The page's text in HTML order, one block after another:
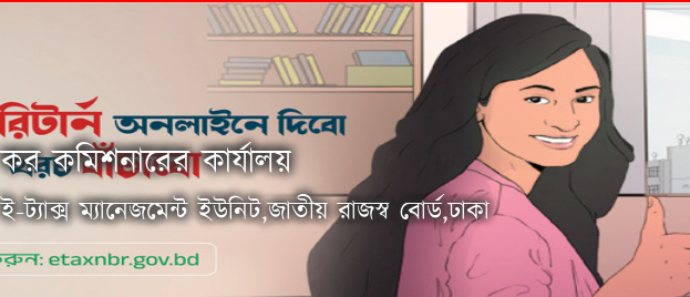
কর কমিশনারের কার্যালয়
ই-ট্যাক্স ম্যানেজমেন্ট ইউনিট,জাতীয় রাজস্ব বোর্ড,ঢাকা